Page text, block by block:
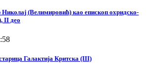
(Велимировић) као епископ охридско-
II део
Галактија Критска (III)